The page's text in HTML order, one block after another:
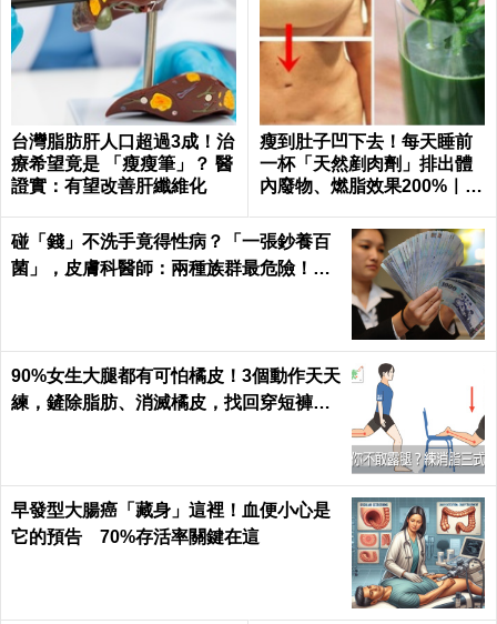
台灣脂肪肝人口超過3成！治
療希望竟是 「瘦瘦筆」？ 醫
證實：有望改善肝纖維化
瘦到肚子凹下去！每天睡前
一杯「天然剷肉劑」排出體
內廢物、燃脂效果200%｜每
碰「錢」不洗手竟得性病？「一張鈔養百
菌」，皮膚科醫師：兩種族群最危險！｜
90%女生大腿都有可怕橘皮！3個動作天天
練，鏟除脂肪、消滅橘皮，找回穿短褲的
早發型大腸癌「藏身」這裡！血便小心是
它的預告 70%存活率關鍵在這